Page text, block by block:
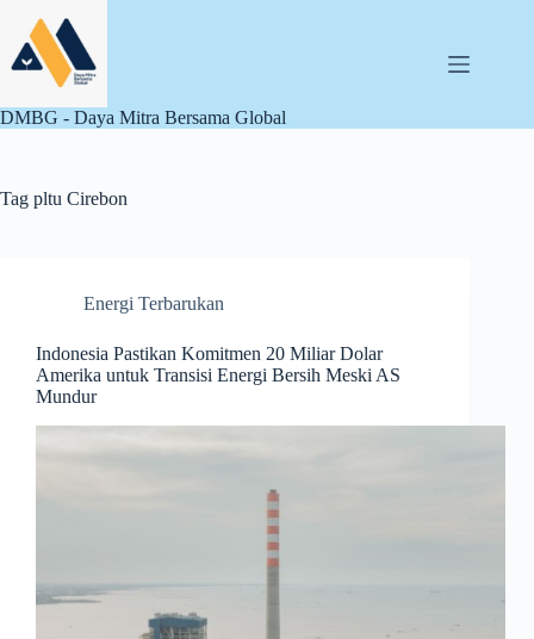
content
DMBG - Daya Mitra Bersama Global
Tag pltu Cirebon
Energi Terbarukan
Indonesia Pastikan Komitmen 20 Miliar Dolar
Amerika untuk Transisi Energi Bersih Meski AS
Mundur